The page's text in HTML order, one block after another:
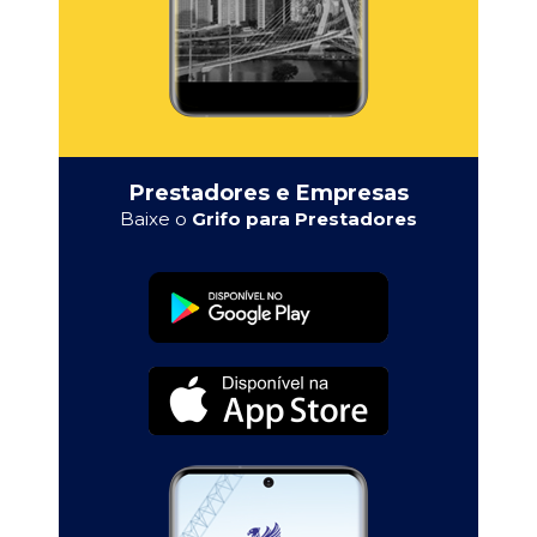
Prestadores e Empresas
Baixe o Grifo para Prestadores